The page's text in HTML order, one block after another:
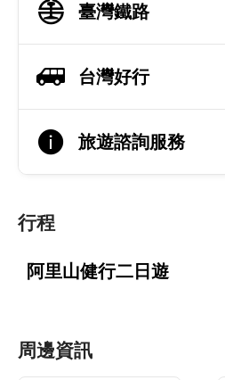
臺灣鐵路
台灣好行
旅遊諮詢服務
行程
阿里山健行二日遊
周邊資訊